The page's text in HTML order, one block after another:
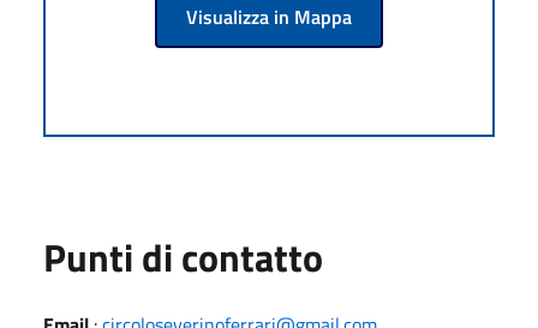
Visualizza in Mappa
Punti di contatto